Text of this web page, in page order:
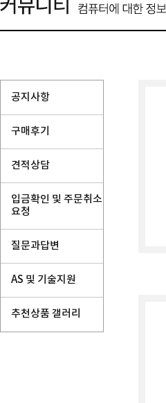
공지사항
구매후기
견적상담
입금확인 및 주문취소
요청
질문과답변
AS 및 기술지원
추천상품 갤러리